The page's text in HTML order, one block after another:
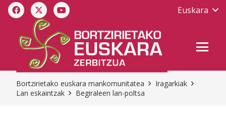
Euskara
Bortzirietako euskara mankomunitatea
Iragarkiak
Lan eskaintzak
Begiraleen lan-poltsa